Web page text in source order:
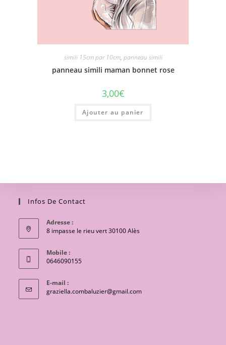
simili 15cm par 10cm, panneau simili
panneau simili maman bonnet rose
3,00€
Ajouter au panier
Infos De Contact
Adresse :
8 impasse le rieu vert 30100 Alès
Mobile :
0646090155
E-mail :
graziella.combaluzier@gmail.comS’ouvre